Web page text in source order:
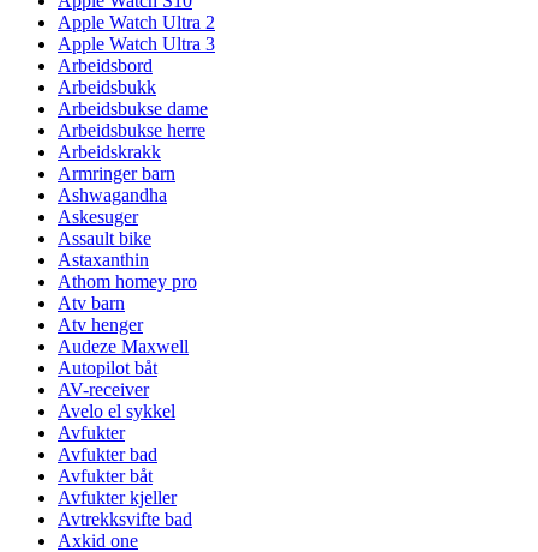
Apple Watch Ultra 2
Apple Watch Ultra 3
Arbeidsbord
Arbeidsbukk
Arbeidsbukse dame
Arbeidsbukse herre
Arbeidskrakk
Armringer barn
Ashwagandha
Askesuger
Assault bike
Astaxanthin
Athom homey pro
Atv barn
Atv henger
Audeze Maxwell
Autopilot båt
AV-receiver
Avelo el sykkel
Avfukter
Avfukter bad
Avfukter båt
Avfukter kjeller
Avtrekksvifte bad
Axkid one